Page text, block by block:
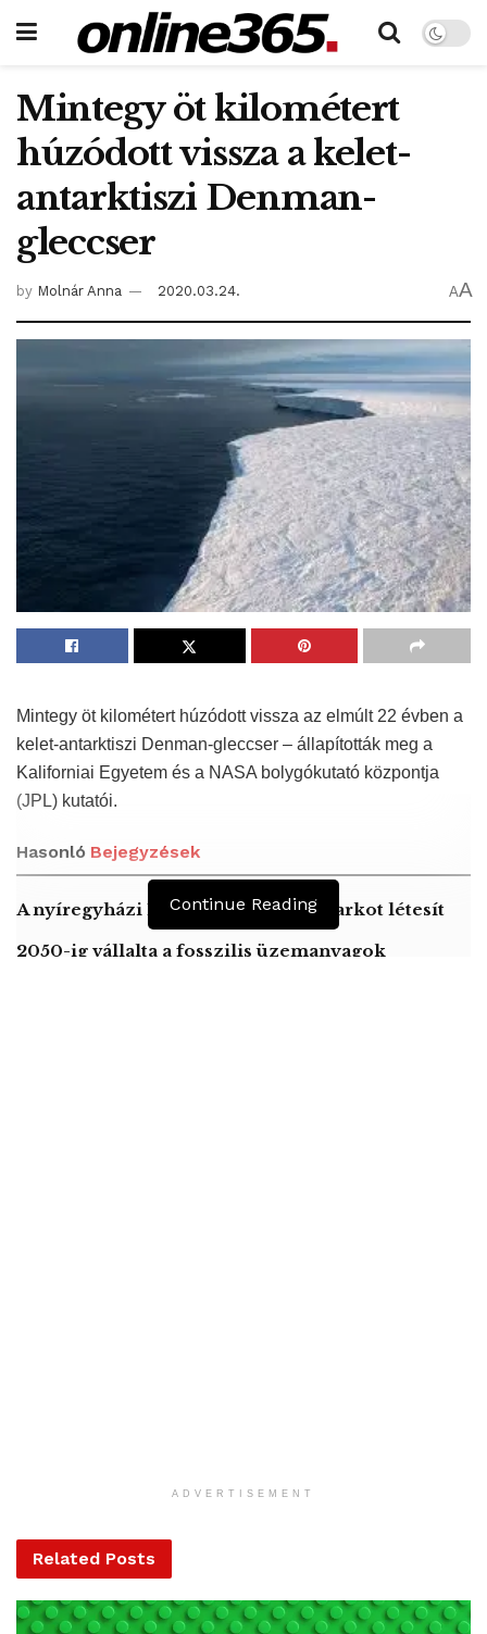
Mintegy öt kilométert
húzódott vissza a kelet-
antarktiszi Denman-
gleccser
by Molnár Anna 2020.03.24. AA
Mintegy öt kilométert húzódott vissza az elmúlt 22 évben a
kelet-antarktiszi Denman-gleccser – állapították meg a
Kaliforniai Egyetem és a NASA bolygókutató központja
(JPL) kutatói.
Hasonló Bejegyzések
A nyíregyházi Lego gyár napelemparkot létesít
2050-ig vállalta a fosszilis üzemanyagok
„Nyugat-Antarktikán a jég gyorsabban olvadt az elmúlt
években, de a Denman-gleccser puszta mérete azt jelenti,
emelkedésre ugyanolyan jelentős” – tette hozzá.
Continue Reading
ADVERTISEMENT
Related Posts